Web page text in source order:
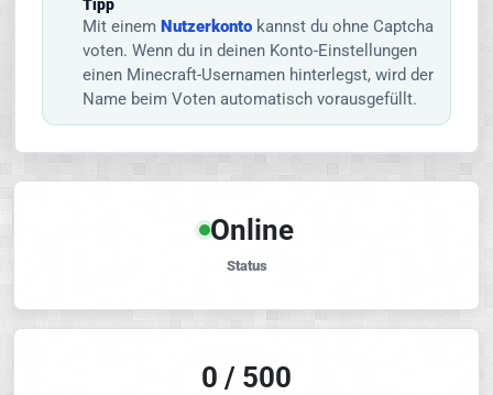
Tipp
Mit einem Nutzerkontokannst du ohne Captcha
voten. Wenn du in deinen Konto-Einstellungen
einen Minecraft-Usernamen hinterlegst, wird der
Name beim Voten automatisch vorausgefüllt.
Online
Status
0 / 500